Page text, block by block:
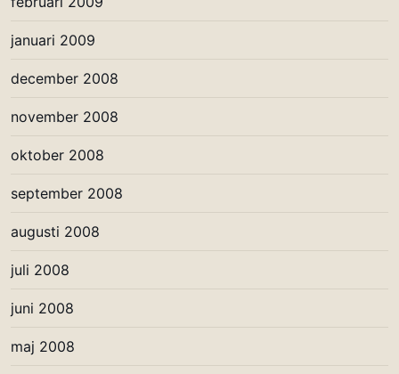
januari 2009
december 2008
november 2008
oktober 2008
september 2008
augusti 2008
juli 2008
juni 2008
maj 2008